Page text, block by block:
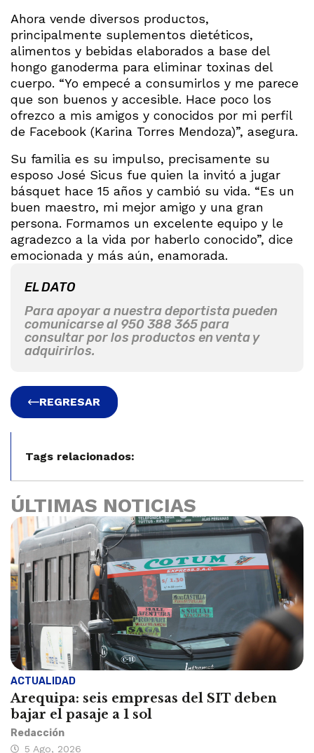
Ahora vende diversos productos,
principalmente suplementos dietéticos,
alimentos y bebidas elaborados a base del
hongo ganoderma para eliminar toxinas del
cuerpo. “Yo empecé a consumirlos y me parece
que son buenos y accesible. Hace poco los
ofrezco a mis amigos y conocidos por mi perfil
de Facebook (Karina Torres Mendoza)”, asegura.
Su familia es su impulso, precisamente su
esposo José Sicus fue quien la invitó a jugar
básquet hace 15 años y cambió su vida. “Es un
buen maestro, mi mejor amigo y una gran
persona. Formamos un excelente equipo y le
agradezco a la vida por haberlo conocido”, dice
emocionada y más aún, enamorada.
EL DATO
Para apoyar a nuestra deportista pueden
comunicarse al 950 388 365 para
consultar por los productos en venta y
adquirirlos.
REGRESAR
Tags relacionados:
ÚLTIMAS NOTICIAS
ACTUALIDAD
Arequipa: seis empresas del SIT deben
bajar el pasaje a 1 sol
Redacción
5 Ago, 2026